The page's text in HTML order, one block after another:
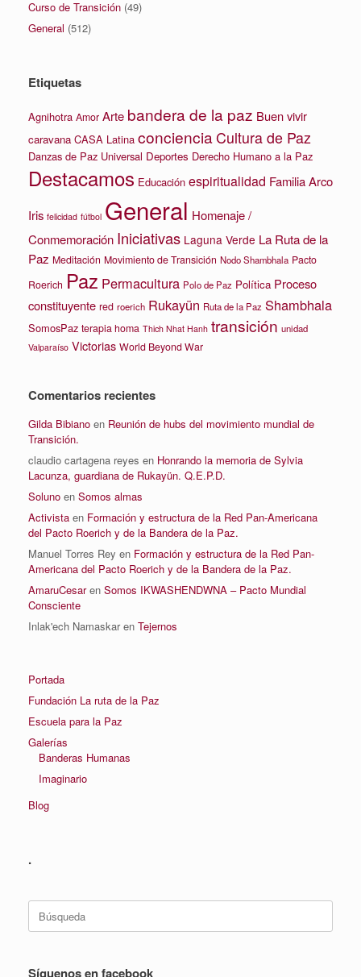
Curso de Transición (49)
General (512)
Etiquetas
Agnihotra Amor Arte bandera de la paz Buen vivir
caravana CASA Latina concienciaCultura de Paz
Danzas de Paz Universal Deportes Derecho Humano a la Paz
Destacamos Educación espiritualidad Familia Arco
Iris felicidad fútbol General Homenaje /
Conmemoración Iniciativas Laguna Verde La Ruta de la
Paz Meditación Movimiento de Transición Nodo Shambhala Pacto
Roerich Paz Permacultura Polo de Paz Política Proceso
constituyente red roerich Rukayün Ruta de la Paz Shambhala
SomosPaz terapia homa Thich Nhat Hanh transición unidad
Valparaíso Victorias World Beyond War
Comentarios recientes
Gilda Bibiano en Reunión de hubs del movimiento mundial de
Transición.
claudio cartagena reyes en Honrando la memoria de Sylvia
Lacunza, guardiana de Rukayün. Q.E.P.D.
Soluno en Somos almas
Activista en Formación y estructura de la Red Pan-Americana
del Pacto Roerich y de la Bandera de la Paz.
Manuel Torres Rey en Formación y estructura de la Red Pan-
Americana del Pacto Roerich y de la Bandera de la Paz.
AmaruCesaren Somos IKWASHENDWNA – Pacto Mundial
Consciente
Inlak'ech Namaskaren Tejernos
Portada
Fundación La ruta de la Paz
Escuela para la Paz
Galerías
Banderas Humanas
Imaginario
Blog
.
Síguenos en facebook